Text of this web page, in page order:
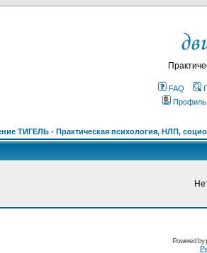
FAQ
Профиль
ТИГЕЛЬ - Практическая психология, НЛП,
Powered by